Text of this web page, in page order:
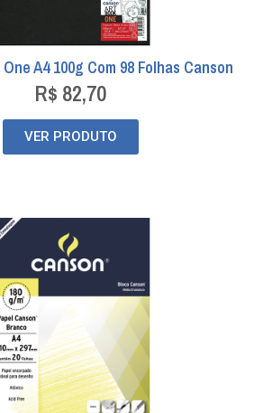
A4 100g Com 98 Folhas Canson
R$ 82,70
VER PRODUTO